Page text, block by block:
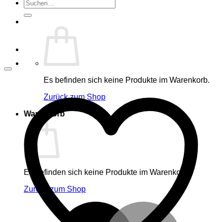
Suche
nach:
Es befinden sich keine Produkte im Warenkorb.
Zurück zum Shop
Warenkorb
Es befinden sich keine Produkte im Warenkorb.
Zurück zum Shop